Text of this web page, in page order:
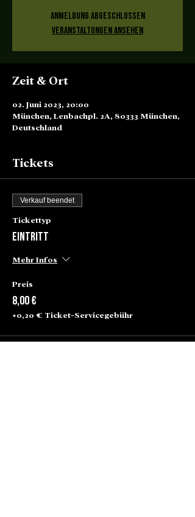
Anmeldung abgeschlossen
Veranstaltungen ansehen
Zeit & Ort
02. Juni 2023, 20:00
München, Lenbachpl. 2A, 80333 München,
Deutschland
Tickets
Verkauf beendet
Tickettyp
Eintritt
Mehr Infos
Preis
8,00 €
+0,20 € Ticket-Servicegebühr